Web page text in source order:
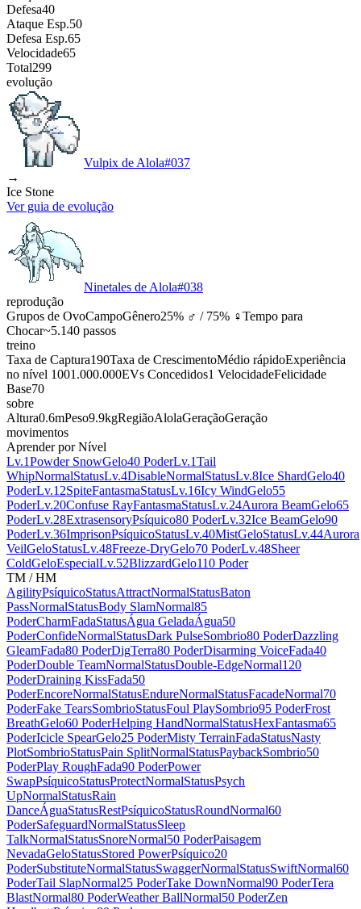
Defesa40
Ataque Esp.50
Defesa Esp.65
Velocidade65
Total299
evolução
Vulpix de Alola#037
→
Ice Stone
Ver guia de evolução
Ninetales de Alola#038
reprodução
Grupos de OvoCampoGênero25% ♂ / 75% ♀Tempo para
Chocar~5.140 passos
treino
Taxa de Captura190Taxa de CrescimentoMédio rápidoExperiência
no nível 1001.000.000EVs Concedidos1 VelocidadeFelicidade
Base70
sobre
Altura0.6mPeso9.9kgRegiãoAlolaGeraçãoGeração
movimentos
Aprender por Nível
Lv.1Powder SnowGelo40 PoderLv.1Tail
WhipNormalStatusLv.4DisableNormalStatusLv.8Ice ShardGelo40
PoderLv.12SpiteFantasmaStatusLv.16Icy WindGelo55
PoderLv.20Confuse RayFantasmaStatusLv.24Aurora BeamGelo65
PoderLv.28ExtrasensoryPsíquico80 PoderLv.32Ice BeamGelo90
PoderLv.36ImprisonPsíquicoStatusLv.40MistGeloStatusLv.44Aurora
VeilGeloStatusLv.48Freeze-DryGelo70 PoderLv.48Sheer
ColdGeloEspecialLv.52BlizzardGelo110 Poder
TM / HM
AgilityPsíquicoStatusAttractNormalStatusBaton
PassNormalStatusBody SlamNormal85
PoderCharmFadaStatusÁgua GeladaÁgua50
PoderConfideNormalStatusDark PulseSombrio80 PoderDazzling
GleamFada80 PoderDigTerra80 PoderDisarming VoiceFada40
PoderDouble TeamNormalStatusDouble-EdgeNormal120
PoderDraining KissFada50
PoderEncoreNormalStatusEndureNormalStatusFacadeNormal70
PoderFake TearsSombrioStatusFoul PlaySombrio95 PoderFrost
BreathGelo60 PoderHelping HandNormalStatusHexFantasma65
PoderIcicle SpearGelo25 PoderMisty TerrainFadaStatusNasty
PlotSombrioStatusPain SplitNormalStatusPaybackSombrio50
PoderPlay RoughFada90 PoderPower
SwapPsíquicoStatusProtectNormalStatusPsych
UpNormalStatusRain
DanceÁguaStatusRestPsíquicoStatusRoundNormal60
PoderSafeguardNormalStatusSleep
TalkNormalStatusSnoreNormal50 PoderPaisagem
NevadaGeloStatusStored PowerPsíquico20
PoderSubstituteNormalStatusSwaggerNormalStatusSwiftNormal60
PoderTail SlapNormal25 PoderTake DownNormal90 PoderTera
BlastNormal80 PoderWeather BallNormal50 PoderZen